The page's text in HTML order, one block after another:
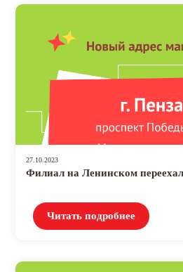
27.10.2023
Филиал на Ленинском переехал
Читать подробнее